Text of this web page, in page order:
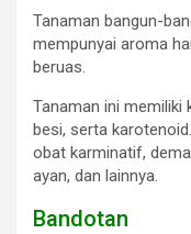
Tanaman bangun-
mempunyai aroma
beruas.
Tanaman ini memiliki
besi, serta
obat karminatif,
ayan, dan lainnya.
Bandotan